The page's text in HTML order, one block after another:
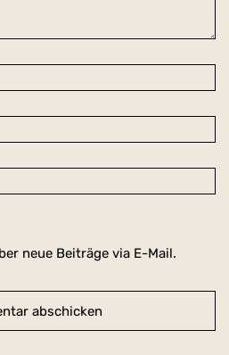
neue Beiträge via E-Mail.